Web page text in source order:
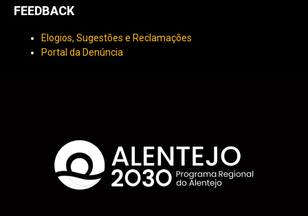
FEEDBACK
Elogios, Sugestões e Reclamações
Portal da Denúncia